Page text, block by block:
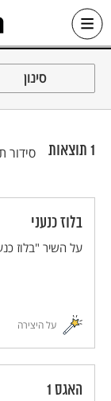
Skip
כל האתר
סינון
1 תוצאות סידור
בלוז כנעני
על השיר "בלוז
על היצירה
האגס 1